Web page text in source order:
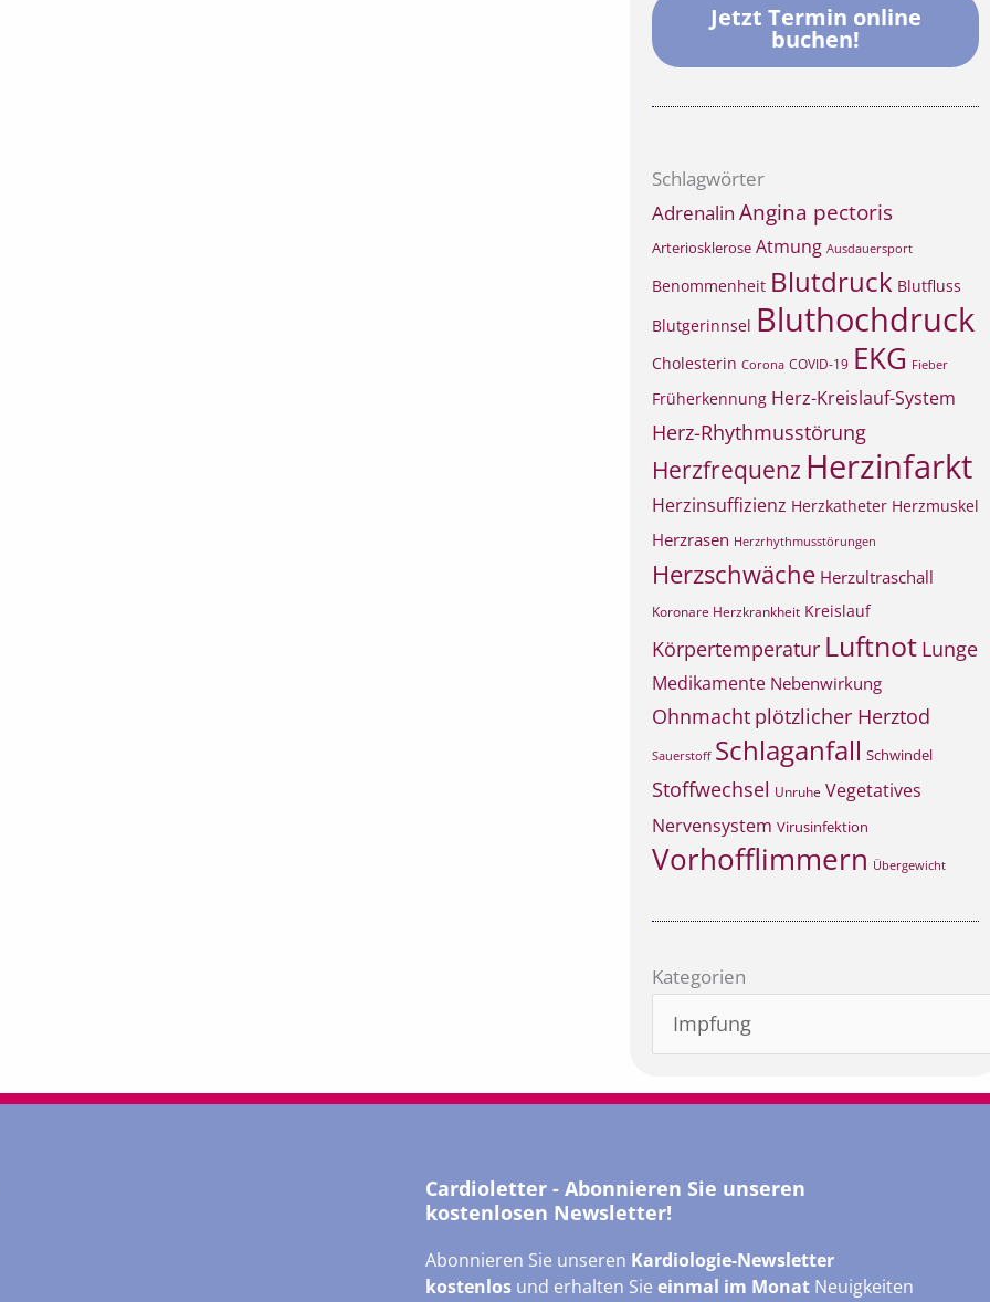
Jetzt Termin online
buchen!
Schlagwörter
Adrenalin Angina pectoris
Arteriosklerose Atmung Ausdauersport
Benommenheit Blutdruck Blutfluss
Blutgerinnsel Bluthochdruck
Cholesterin Corona COVID-19 EKG Fieber
Früherkennung Herz-Kreislauf-System
Herz-Rhythmusstörung
Herzfrequenz Herzinfarkt
Herzinsuffizienz Herzkatheter Herzmuskel
Herzrasen Herzrhythmusstörungen
Herzschwäche Herzultraschall
Koronare Herzkrankheit Kreislauf
Körpertemperatur Luftnot Lunge
Medikamente Nebenwirkung
Ohnmacht plötzlicher Herztod
Sauerstoff Schlaganfall Schwindel
Stoffwechsel Unruhe Vegetatives
Nervensystem Virusinfektion
Vorhofflimmern Übergewicht
Kategorien
Kategorien
Cardioletter - Abonnieren Sie unseren
kostenlosen Newsletter!
Abonnieren Sie unseren Kardiologie-Newsletter
kostenlos und erhalten Sieeinmal im Monat Neuigkeiten